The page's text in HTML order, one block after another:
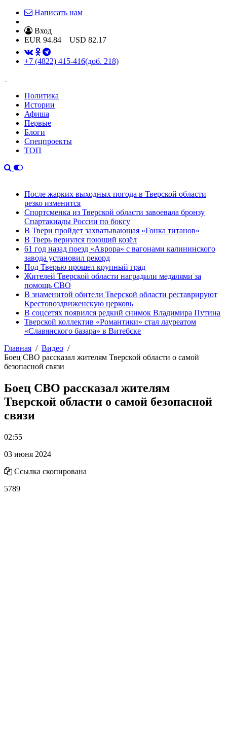
Написать нам
Вход
EUR 94.84 USD 82.17
+7 (4822) 415-416(доб. 218)
Политика
Истории
Афиша
Первые
Блоги
Спецпроекты
ТОП
После жарких выходных погода в Тверской области
резко изменится
Спортсменка из Тверской области завоевала бронзу
Спартакиады России по боксу
В Твери пройдет захватывающая «Гонка титанов»
В Тверь вернулся поющий козёл
61 год назад поезд «Аврора» с вагонами калининского
завода установил рекорд
Под Тверью прошел крупный град
Жителей Тверской области наградили медалями за
помощь СВО
В знаменитой обители Тверской области реставрируют
Крестовоздвиженскую церковь
В соцсетях появился редкий снимок Владимира Путина
Тверской коллектив «Романтики» стал лауреатом
«Славянского базара» в Витебске
Главная
Видео
Боец СВО рассказал жителям Тверской области о самой
безопасной связи
Боец СВО рассказал жителям
Тверской области о самой безопасной
связи
02:55
03 июня 2024
Ссылка скопирована
5789